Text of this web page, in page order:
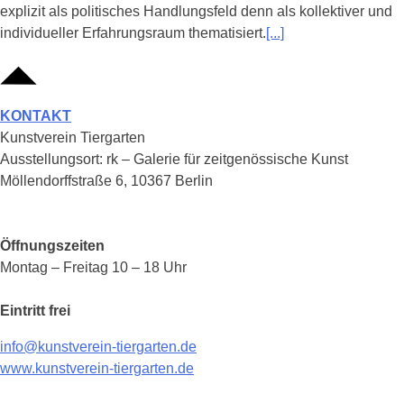
explizit als politisches Handlungsfeld denn als kollektiver und
individueller Erfahrungsraum thematisiert.[...]
KONTAKT
Kunstverein Tiergarten
Ausstellungsort: rk – Galerie für zeitgenössische Kunst
Möllendorffstraße 6, 10367 Berlin
Öffnungszeiten
Montag – Freitag 10 – 18 Uhr
Eintritt frei
info@kunstverein-tiergarten.de
www.kunstverein-tiergarten.de